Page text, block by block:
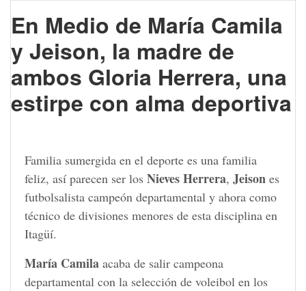
En Medio de María Camila
y Jeison, la madre de
ambos Gloria Herrera, una
estirpe con alma deportiva
Familia sumergida en el deporte es una familia
feliz, así parecen ser los Nieves Herrera, Jeison es
futbolsalista campeón departamental y ahora como
técnico de divisiones menores de esta disciplina en
Itagüí.
María Camila acaba de salir campeona
departamental con la selección de voleibol en los